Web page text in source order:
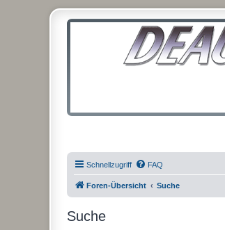
Schnellzugriff FAQ
Foren-Übersicht Suche
Suche